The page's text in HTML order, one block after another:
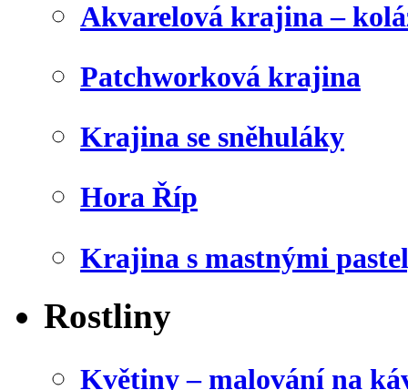
Akvarelová krajina –
Patchworková krajina
Krajina se sněhuláky
Hora Říp
Krajina s mastnými
Rostliny
Květiny – malování na